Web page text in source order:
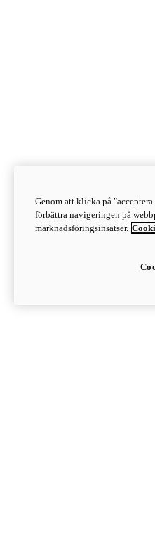
Genom att klicka på
förbättra navigeringen på
marknadsföringsinsatser.